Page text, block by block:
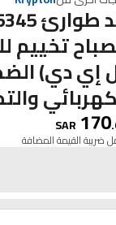
تخييم
إي دي)
SAR 170.
ضريبة القيمة المضافة